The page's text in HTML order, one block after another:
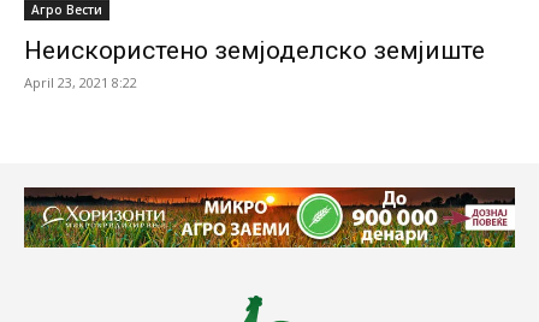
Агро Вести
Неискористено земјоделско земјиште
April 23, 2021 8:22